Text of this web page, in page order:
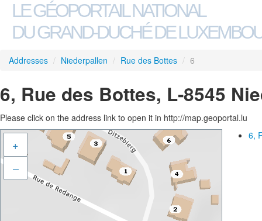
LE GÉOPORTAIL NATIONAL
DU GRAND-DUCHÉ DE
Addresses / Niederpallen / Rue des Bottes / 6
6, Rue des Bottes, L-8545
Please click on the address link to open it in http://map.geoportal.lu
+
–
6,